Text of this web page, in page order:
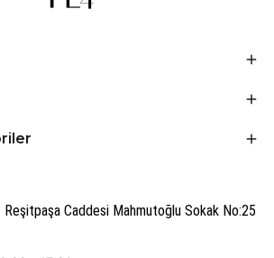
Reşitpaşa Caddesi Mahmutoğlu Sokak No:25